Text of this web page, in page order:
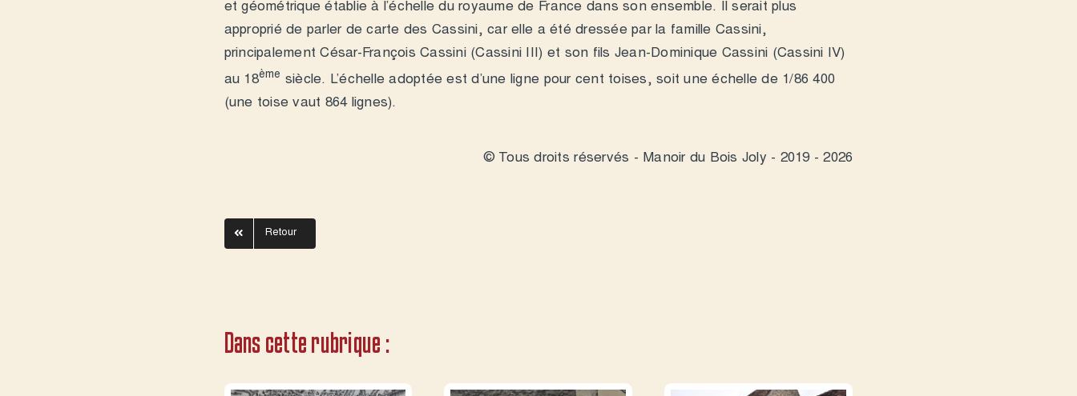
et géométrique établie à l’échelle du royaume de France dans son ensemble. Il serait plus
approprié de parler de carte des Cassini, car elle a été dressée par la famille Cassini,
principalement César-François Cassini (Cassini III) et son fils Jean-Dominique Cassini (Cassini IV)
au 18ème siècle. L’échelle adoptée est d’une ligne pour cent toises, soit une échelle de 1/86 400
(une toise vaut 864 lignes).
© Tous droits réservés - Manoir du Bois Joly - 2019 - 2026
Retour
Dans cette rubrique :